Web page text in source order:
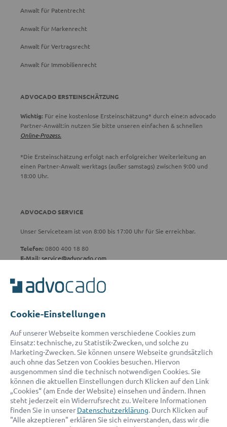
Anwalt für Patentrecht
Anwalt für Markenrecht
Anwalt für Vertragsrecht
Anwalt für Immobilienrecht
ADVOCADO ERSTEINSCHÄTZUNG
Wichtig: Für eine kostenlose Ersteinschätzung* durch eine:n advocado
Partner-Anwält:in nutzen Sie bitte unseren einfachen & schnellen
Online-Prozess.
*Die Ersteinschätzung erfolgt nach erfolgreicher Weiterleitung an
einen Partner-Anwalt werktags (außer samstags) zwischen 9:00 und
18:00 Uhr.
ADVOCADO SERVICE
Unser Serviceteam ist von 8:00 bis 17:00 Uhr für Sie erreichbar.
Telefon:0800 400 18 80
E-Mail:service@advocado.com
© 2026 advocado - einfach online den passenden Rechtsanwalt finden
Auszeichnungen:
Cookie-Einstellungen
Auf unserer Webseite kommen verschiedene Cookies zum
Einsatz: technische, zu Statistik-Zwecken, und solche zu
Marketing-Zwecken. Sie können unsere Webseite grundsätzlich
auch ohne das Setzen von Cookies besuchen. Hiervon
ausgenommen sind die technisch notwendigen Cookies. Sie
können die aktuellen Einstellungen durch Klicken auf den Link
„Cookies“ (am Ende der Website) einsehen und ändern. Ihnen
steht jederzeit ein Widerrufsrecht zu. Weitere Informationen
finden Sie in unserer Datenschutzerklärung. Durch Klicken auf
"Alle akzeptieren" erklären Sie sich einverstanden, dass wir die